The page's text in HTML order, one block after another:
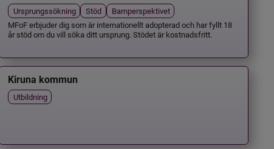
Ursprungssökning Stöd
Barnperspektivet
MFoF erbjuder dig som är internationellt adopterad och har fyllt 18
år stöd om du vill söka ditt ursprung. Stödet är kostnadsfritt.
Kiruna kommun
Utbildning